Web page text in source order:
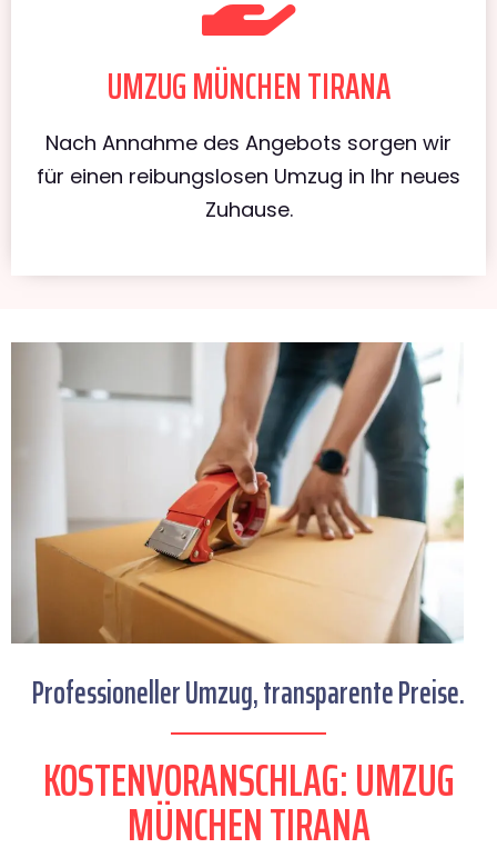
UMZUG MÜNCHEN TIRANA
Nach Annahme des Angebots sorgen wir
für einen reibungslosen Umzug in Ihr neues
Zuhause.
Professioneller Umzug, transparente Preise.
KOSTENVORANSCHLAG: UMZUG
MÜNCHEN TIRANA